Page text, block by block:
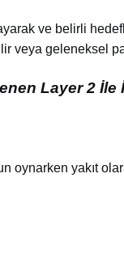
ve belirli
veya geleneksel
Layer 2
oynarken yakıt